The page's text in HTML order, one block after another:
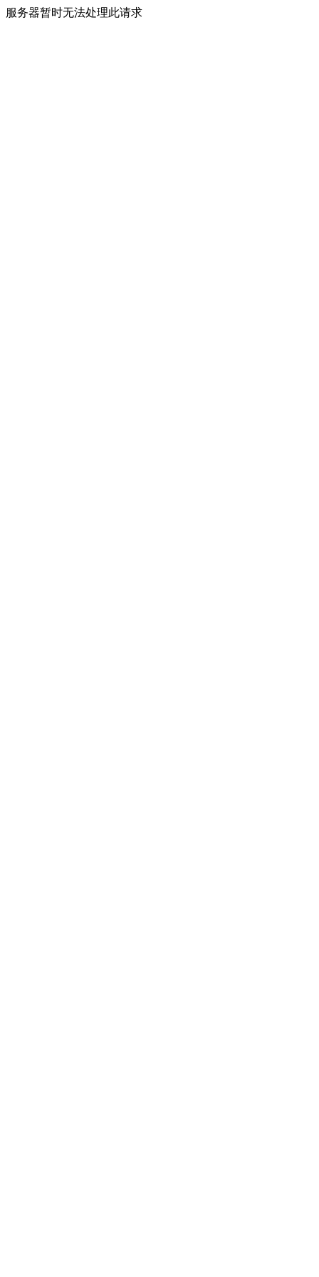
服务器暂时无法处理此请求